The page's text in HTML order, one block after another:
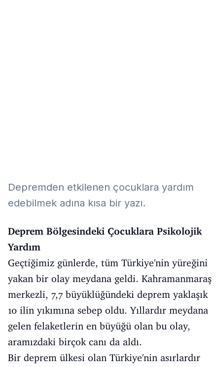
Depremden etkilenen çocuklara yardım
edebilmek adına kısa bir yazı.
Deprem Bölgesindeki Çocuklara Psikolojik
Yardım
Geçtiğimiz günlerde, tüm Türkiye'nin yüreğini
yakan bir olay meydana geldi. Kahramanmaraş
merkezli, 7,7 büyüklüğündeki deprem yaklaşık
10 ilin yıkımına sebep oldu. Yıllardır meydana
gelen felaketlerin en büyüğü olan bu olay,
aramızdaki birçok canı da aldı.
Bir deprem ülkesi olan Türkiye'nin asırlardır